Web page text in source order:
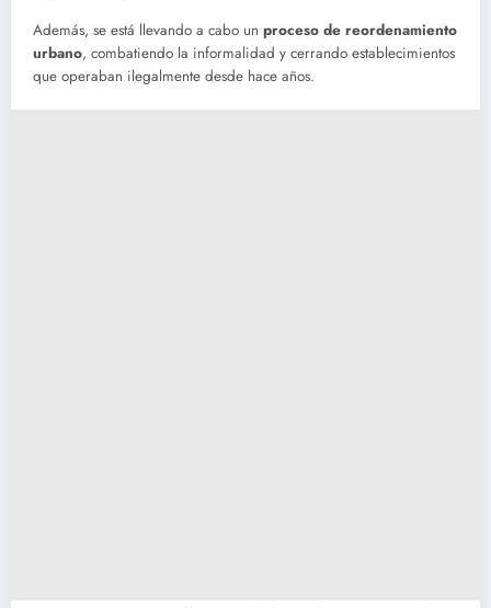
Además, se está llevando a cabo un proceso de reordenamiento
urbano, combatiendo la informalidad y cerrando establecimientos
que operaban ilegalmente desde hace años.